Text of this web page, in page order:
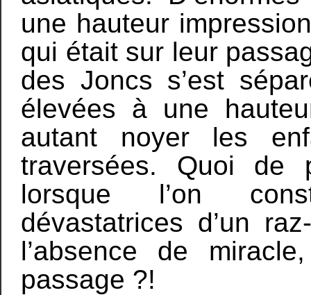
une hauteur
qui était sur leur
des Joncs s’est
élevées à une
autant noyer les
traversées. Quoi de
lorsque l’on
dévastatrices d’un
l’absence de
passage ?!